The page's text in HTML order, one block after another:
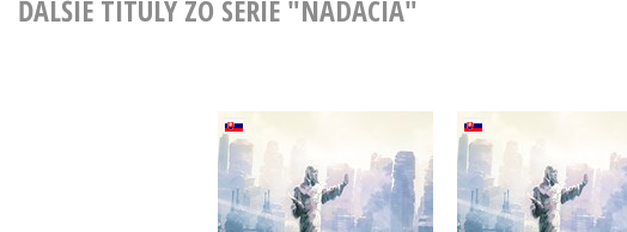
ĎALŠIE TITULY ZO SÉRIE "NADÁCIA"
Nadácia (2. akosť)
Isaac Asimov
Nadácia
Isaac Asimov